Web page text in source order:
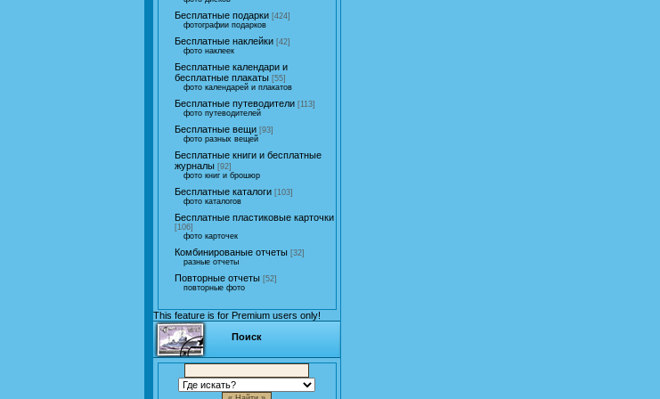
Бесплатные подарки [424]
фотографии подарков
Бесплатные наклейки [42]
фото наклеек
Бесплатные календари и
бесплатные плакаты [55]
фото календарей и плакатов
Бесплатные путеводители [113]
фото путеводителей
Бесплатные вещи [93]
фото разных вещей
Бесплатные книги и бесплатные
журналы [92]
фото книг и брошюр
Бесплатные каталоги [103]
фото каталогов
Бесплатные пластиковые карточки
[106]
фото карточек
Комбинированые отчеты [32]
разные отчеты
Повторные отчеты [52]
повторные фото
This feature is for Premium users only!
Поиск